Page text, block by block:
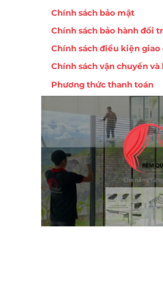
Chính sách bảo mật
Chính sách bảo hành đổi
Chính sách điều kiện
Chính sách vận chuyển
Phương thức thanh toán